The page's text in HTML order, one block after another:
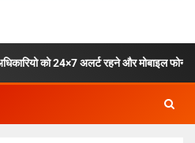
अलर्ट रहने और मोबाइल फोन ऑफ ना करने के